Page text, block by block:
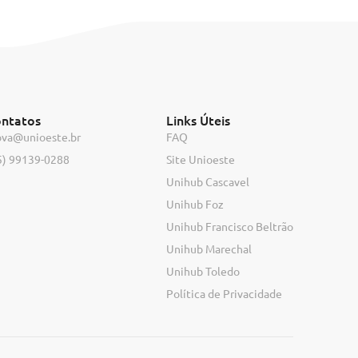
99139-0288
Links Úteis
FAQ
Site Unioeste
Unihub Cascavel
Unihub Foz
Unihub Francisco Beltrão
Unihub Marechal
Unihub Toledo
Política de Privacidade